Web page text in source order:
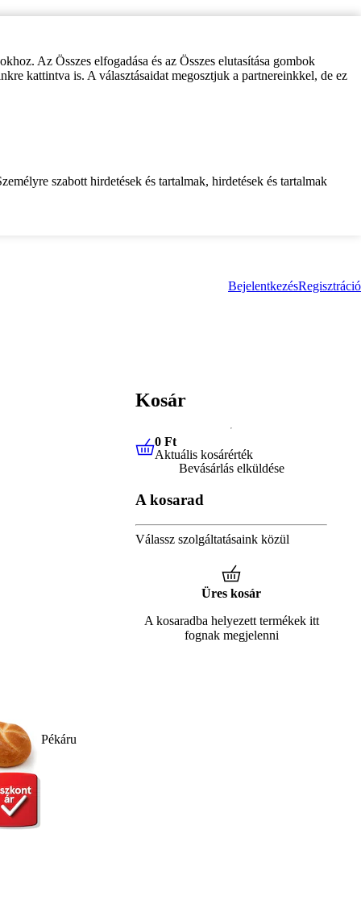
Az Összes elfogadása és az Összes elutasítása gombok
kattintva is. A választásaidat megosztjuk a partnereinkkel, de ez
szabott hirdetések és tartalmak, hirdetések és tartalmak
BejelentkezésRegisztráció
Pékáru
Kosár
0 FtAktuális kosárérték
0 Ft
Aktuális kosárérték
Bevásárlás elküldése
A kosarad
Válassz szolgáltatásaink közül
Üres kosár
A kosaradba helyezett termékek itt
fognak megjelenni